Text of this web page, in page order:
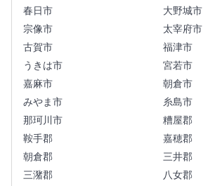
春日市
大野城市
宗像市
太宰府市
古賀市
福津市
うきは市
宮若市
嘉麻市
朝倉市
みやま市
糸島市
那珂川市
糟屋郡
鞍手郡
嘉穂郡
朝倉郡
三井郡
三潴郡
八女郡